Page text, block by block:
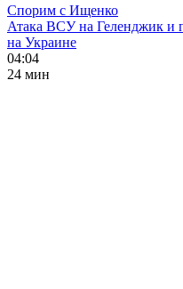
Спорим с Ищенко
Атака ВСУ на Геленджик и
на Украине
04:04
24 мин